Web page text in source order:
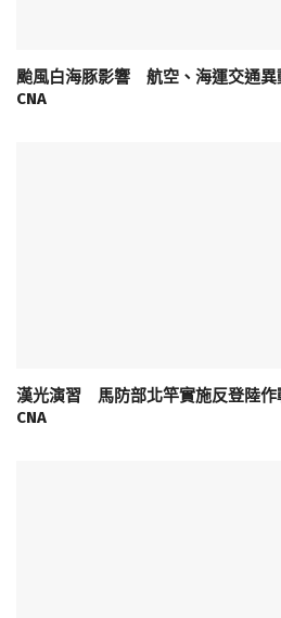
颱風白海豚影響 航空、海運交通
CNA
漢光演習 馬防部北竿實施反登陸
CNA